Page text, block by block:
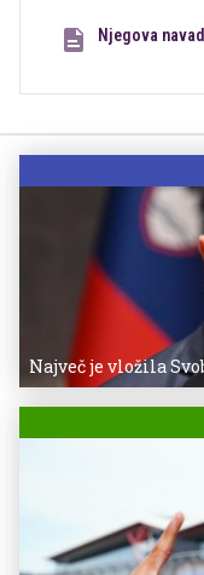
Njegova
Največ je vložila